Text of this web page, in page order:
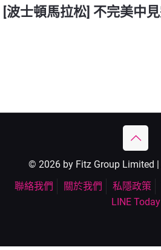
[波士頓馬拉松] 不完美中
© 2026 by Fitz Group Limited |
聯絡我們
關於我們 私隱政策
LINE Today